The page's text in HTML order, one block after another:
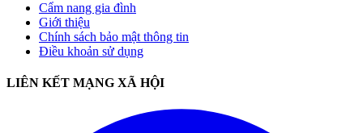
Cẩm nang gia đình
Giới thiệu
Chính sách bảo mật thông tin
Điều khoản sử dụng
LIÊN KẾT MẠNG XÃ HỘI